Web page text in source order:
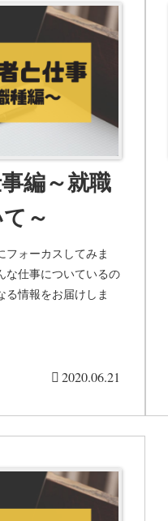
編～就職
～
フォーカスしてみま
な仕事についているの
る情報をお届けしま
2020.06.21